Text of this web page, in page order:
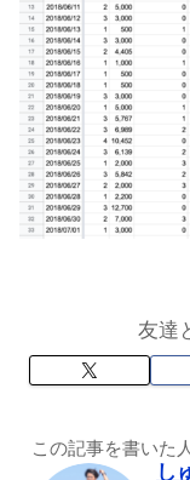
友達
この記事を書いた人
し